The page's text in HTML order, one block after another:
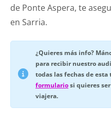
de Ponte Aspera, te
en Sarria.
¿Quieres más info?
para recibir nuestro
todas las fechas de
formulariosi quieres
viajera.